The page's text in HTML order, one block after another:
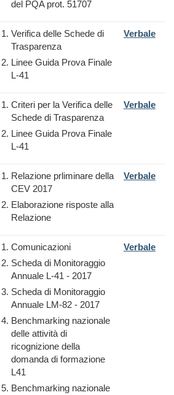
del PQA prot. 51707
Verifica delle Schede di
Trasparenza
Linee Guida Prova Finale
L-41
Verbale
Criteri per la Verifica delle
Schede di Trasparenza
Linee Guida Prova Finale
L-41
Verbale
Relazione prliminare della
CEV 2017
Elaborazione risposte alla
Relazione
Verbale
Comunicazioni
Scheda di Monitoraggio
Annuale L-41 - 2017
Scheda di Monitoraggio
Annuale LM-82 - 2017
Benchmarking nazionale
delle attività di
ricognizione della
domanda di formazione
L41
Benchmarking nazionale
Verbale